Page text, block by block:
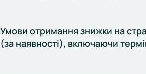
Умови отримання знижки на
(за наявності), включаючи